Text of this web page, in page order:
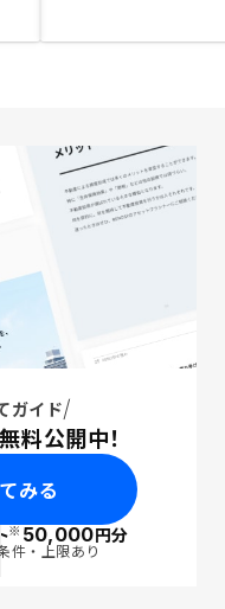
ガイド
料公開中！
みる
※50,000円分
件・上限あり